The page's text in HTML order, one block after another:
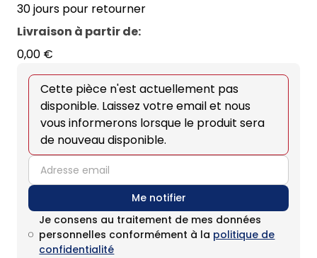
30 jours pour retourner
Livraison à partir de:
0,00 €
Cette pièce n'est actuellement pas
disponible. Laissez votre email et nous
vous informerons lorsque le produit sera
de nouveau disponible.
email
Me notifier
Je consens au traitement de mes données
personnelles conformément à la politique de
confidentialité